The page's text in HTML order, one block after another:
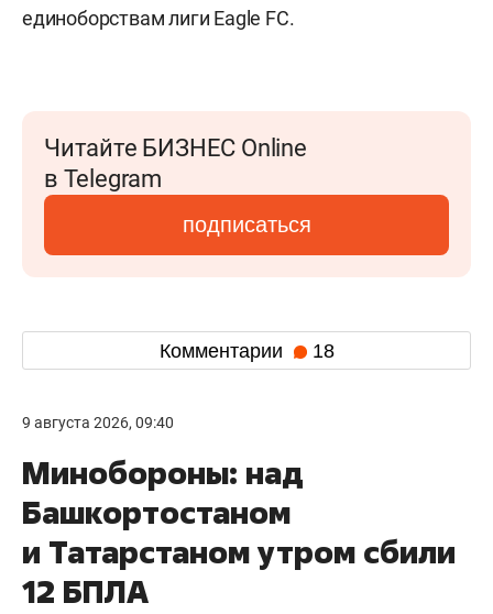
единоборствам лиги Eagle FC.
Читайте БИЗНЕС Online
в Telegram
подписаться
Комментарии 18
9 августа 2026, 09:40
Минобороны: над
Башкортостаном
и Татарстаном утром сбили
12 БПЛА